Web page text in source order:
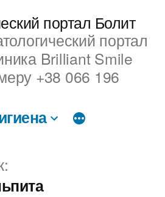
портал Болит
портал
Brilliant Smile
+38 066 196